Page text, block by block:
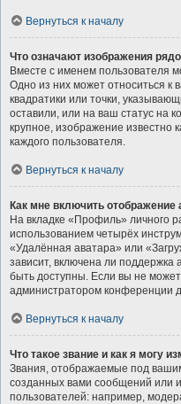
Вернуться к началу
Что означают изображения
Вместе с именем пользователя
Одно из них может относиться к
квадратики или точки,
оставили, или на ваш статус на
крупное, изображение известно
каждого пользователя.
Вернуться к началу
Как мне включить отображение
На вкладке «Профиль» личного
использованием четырёх
«Удалённая аватара» или
зависит, включена ли поддержка
быть доступны. Если вы не
администратором конференции
Вернуться к началу
Что такое звание и как я могу
Звания, отображаемые под
созданных вами сообщений или
пользователей: например,